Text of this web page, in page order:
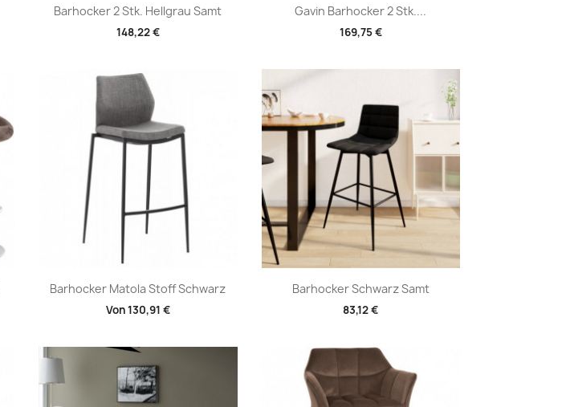
Barhocker 2 Stk. Hellgrau Samt
148,22 €
Vorschau Gavin Barhocker 2 Stk....
169,75 €
Vorschau
Barhocker Matola Stoff Schwarz
Von130,91 €
Vorschau Barhocker Schwarz Samt
83,12 €
Vorschau